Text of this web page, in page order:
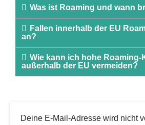
Was ist Roaming und wann
Fallen innerhalb der EU
an?
Wie kann ich hohe Roaming-
außerhalb der EU vermeiden?
Deine E-Mail-Adresse wird nicht